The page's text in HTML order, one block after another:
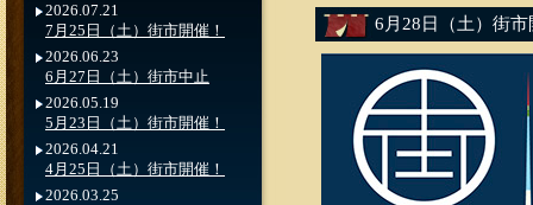
6月28日（土）街市
2026.07.21
7月25日（土）街市開催！
2026.06.23
6月27日（土）街市中止
2026.05.19
5月23日（土）街市開催！
2026.04.21
4月25日（土）街市開催！
2026.03.25